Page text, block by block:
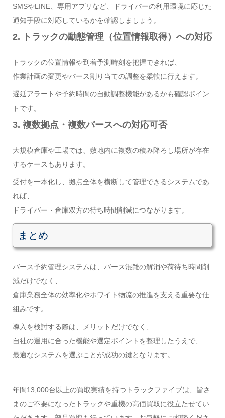
SMSやLINE、専用アプリなど、ドライバーの利用環境に応じた
通知手段に対応しているかを確認しましょう。
2. トラックの動態管理（位置情報取得）への対応
トラックの位置情報や到着予測時刻を把握できれば、
作業計画の変更やバース割り当ての調整を柔軟に行えます。
遅延アラートや予約時間の自動調整機能があるかも確認ポイン
トです。
3. 複数拠点・複数バースへの対応可否
大規模倉庫や工場では、敷地内に複数の積み降ろし場所が存在
するケースもあります。
受付を一本化し、拠点全体を横断して管理できるシステムであ
れば、
ドライバー・倉庫双方の待ち時間削減につながります。
まとめ
バース予約管理システムは、バース混雑の解消や荷待ち時間削
減だけでなく、
倉庫業務全体の効率化やホワイト物流の推進を支える重要な仕
組みです。
導入を検討する際は、メリットだけでなく、
自社の運用に合った機能や選定ポイントを整理したうえで、
最適なシステムを選ぶことが成功の鍵となります。
年間13,000台以上の買取実績を持つトラックファイブは、皆さ
まのご不要になったトラックや重機の高価買取に役立たせてい